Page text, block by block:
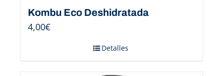
Kombu Eco Deshidratada
4,00€
Detalles